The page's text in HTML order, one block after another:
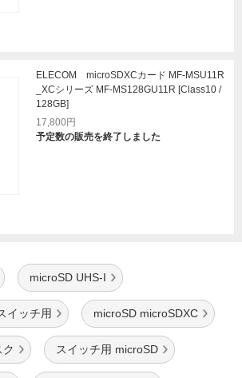
ELECOM microSDXCカード MF-MSU11R
_XCシリーズ MF-MS128GU11R [Class10 /
128GB]
17,800円
予定数の販売を終了しました
microSD UHS-I
イッチ用 microSD microSDXC
スイッチ用 microSD